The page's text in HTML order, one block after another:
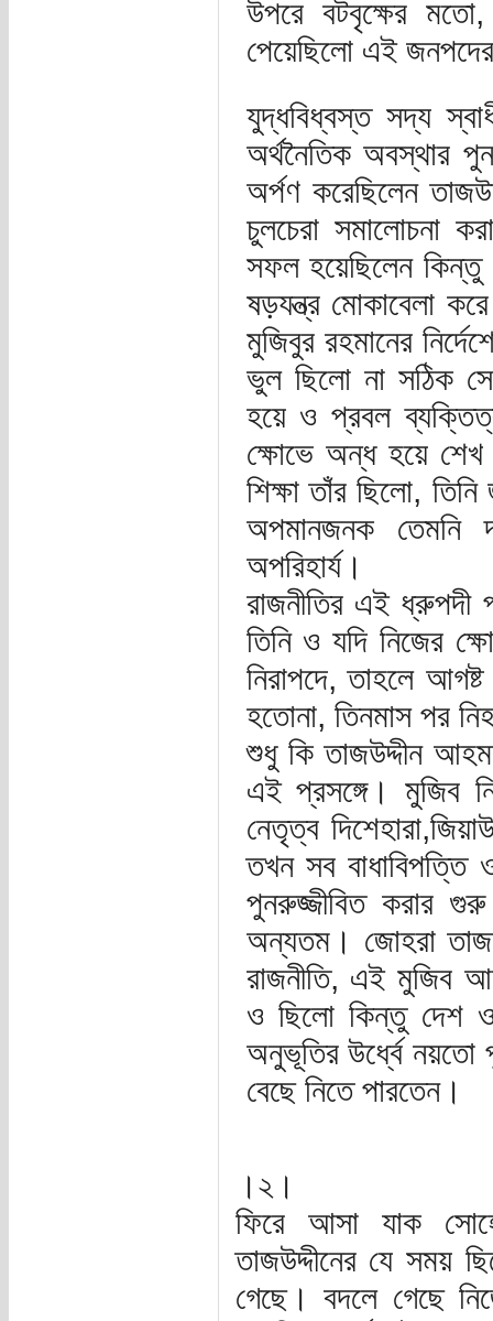
উপরে বটবৃক্ষের
পেয়েছিলো এই
যুদ্ধবিধ্বস্ত সদ্য
অর্থনৈতিক অবস্থার
অর্পণ করেছিলেন
চুলচেরা সমালোচনা
সফল হয়েছিলেন কিন্তু
ষড়যন্ত্র মোকাবেলা
মুজিবুর রহমানের
ভুল ছিলো না সঠিক
হয়ে ও প্রবল
ক্ষোভে অন্ধ হয়ে শেখ
শিক্ষা তাঁর ছিলো,
অপমানজনক তেমনি
অপরিহার্য।
রাজনীতির এই
তিনি ও যদি নিজের
নিরাপদে, তাহলে
হতোনা, তিনমাস পর
শুধু কি তাজউদ্দীন
এই প্রসঙ্গে। মুজিব
নেতৃত্ব
তখন সব বাধাবিপত্তি
পুনরুজ্জীবিত করার
অন্যতম। জোহরা
রাজনীতি, এই মুজিব
ও ছিলো কিন্তু দেশ ও
অনুভূতির উর্ধ্বে নয়তো
বেছে নিতে পারতেন।
।২।
ফিরে আসা যাক
তাজউদ্দীনের যে সময়
গেছে। বদলে গেছে